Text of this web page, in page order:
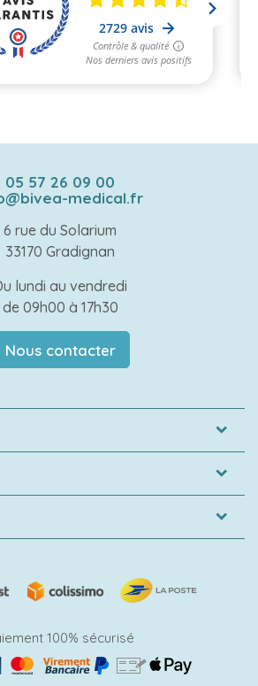
05 57 26 09 00
medical.fr
6 rue du Solarium
33170 Gradignan
lundi au vendredi
de 09h00 à 17h30
Nous contacter
100% sécurisé